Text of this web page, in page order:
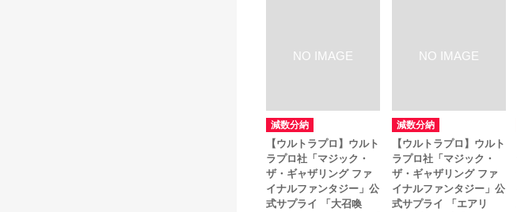
減数分納
【ウルトラプロ】ウルト
ラプロ社「マジック・
ザ・ギャザリング ファ
イナルファンタジー」公
式サプライ 「大召喚
減数分納
【ウルトラプロ】ウルト
ラプロ社「マジック・
ザ・ギャザリング ファ
イナルファンタジー」公
式サプライ 「エアリ